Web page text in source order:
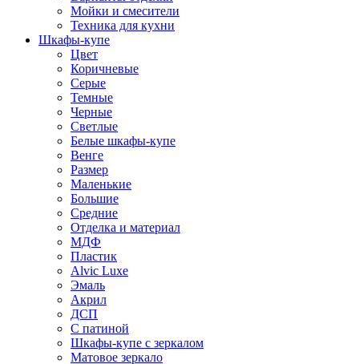
Мойки и смесители
Техника для кухни
Шкафы-купе
Цвет
Коричневые
Серые
Темные
Черные
Светлые
Белые шкафы-купе
Венге
Размер
Маленькие
Большие
Средние
Отделка и материал
МДФ
Пластик
Alvic Luxe
Эмаль
Акрил
ДСП
С патиной
Шкафы-купе с зеркалом
Матовое зеркало